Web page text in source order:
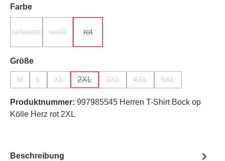
Farbeauswählen
schwarz weiß rot
Größeauswählen
M
(Diese Option ist zurzeit nicht verfügbar.)
L
(Diese Option ist zurzeit nicht verfügbar.)
XL
(Diese Option ist zurzeit nicht verfügbar.)
2XL
(Diese Option ist zurzeit nicht verfügbar.)
3XL 4XL 5XL
Produktnummer: 997985545 Herren T-Shirt Bock op
Kölle Herz rot 2XL
Beschreibung